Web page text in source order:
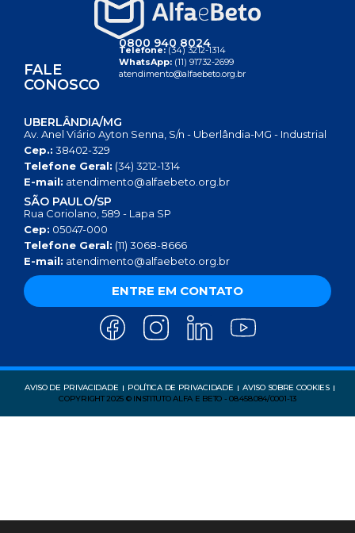
FALE
CONOSCO
0800 940 8024
Telefone:(34) 3212-1314
WhatsApp: (11) 91732-2699
atendimento@alfaebeto.org.br
UBERLÂNDIA/MG
Av. Anel Viário Ayton Senna, S/n - Uberlândia-MG - Industrial
Cep.: 38402-329
Telefone Geral: (34) 3212-1314
E-mail: atendimento@alfaebeto.org.br
SÃO PAULO/SP
Rua Coriolano, 589 - Lapa SP
Cep: 05047-000
Telefone Geral: (11) 3068-8666
E-mail: atendimento@alfaebeto.org.br
ENTRE EM CONTATO
AVISO DE PRIVACIDADE POLÍTICA DE PRIVACIDADE
AVISO SOBRE COOKIES
COPYRIGHT 2025 © INSTITUTO ALFA E BETO - 08.458.084/0001-13